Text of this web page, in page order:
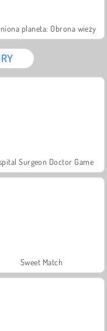
planeta: Obrona wieży
Surgeon Doctor Game
Sweet Match